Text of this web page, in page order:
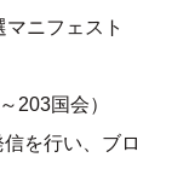
ニフェスト
203国会）
を行い、ブロ